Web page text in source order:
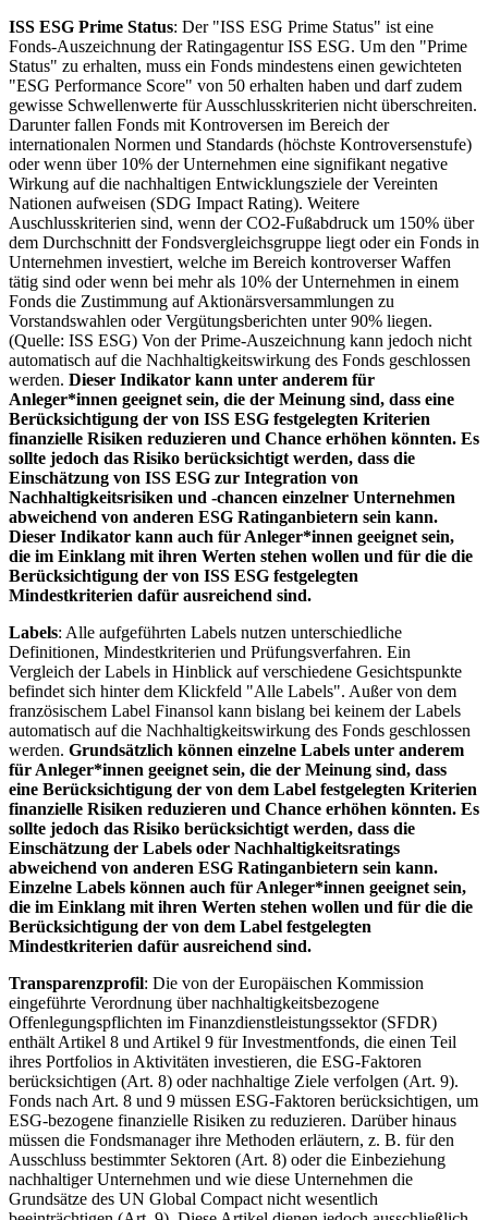
ISS ESG Prime Status: Der "ISS ESG Prime Status" ist eine
Fonds-Auszeichnung der Ratingagentur ISS ESG. Um den "Prime
Status" zu erhalten, muss ein Fonds mindestens einen gewichteten
"ESG Performance Score" von 50 erhalten haben und darf zudem
gewisse Schwellenwerte für Ausschlusskriterien nicht überschreiten.
Darunter fallen Fonds mit Kontroversen im Bereich der
internationalen Normen und Standards (höchste Kontroversenstufe)
oder wenn über 10% der Unternehmen eine signifikant negative
Wirkung auf die nachhaltigen Entwicklungsziele der Vereinten
Nationen aufweisen (SDG Impact Rating). Weitere
Auschlusskriterien sind, wenn der CO2-Fußabdruck um 150% über
dem Durchschnitt der Fondsvergleichsgruppe liegt oder ein Fonds in
Unternehmen investiert, welche im Bereich kontroverser Waffen
tätig sind oder wenn bei mehr als 10% der Unternehmen in einem
Fonds die Zustimmung auf Aktionärsversammlungen zu
Vorstandswahlen oder Vergütungsberichten unter 90% liegen.
(Quelle: ISS ESG) Von der Prime-Auszeichnung kann jedoch nicht
automatisch auf die Nachhaltigkeitswirkung des Fonds geschlossen
werden. Dieser Indikator kann unter anderem für
Anleger*innen geeignet sein, die der Meinung sind, dass eine
Berücksichtigung der von ISS ESG festgelegten Kriterien
finanzielle Risiken reduzieren und Chance erhöhen könnten. Es
sollte jedoch das Risiko berücksichtigt werden, dass die
Einschätzung von ISS ESG zur Integration von
Nachhaltigkeitsrisiken und -chancen einzelner Unternehmen
abweichend von anderen ESG Ratinganbietern sein kann.
Dieser Indikator kann auch für Anleger*innen geeignet sein,
die im Einklang mit ihren Werten stehen wollen und für die die
Berücksichtigung der von ISS ESG festgelegten
Mindestkriterien dafür ausreichend sind.
Labels: Alle aufgeführten Labels nutzen unterschiedliche
Definitionen, Mindestkriterien und Prüfungsverfahren. Ein
Vergleich der Labels in Hinblick auf verschiedene Gesichtspunkte
befindet sich hinter dem Klickfeld "Alle Labels". Außer von dem
französischem Label Finansol kann bislang bei keinem der Labels
automatisch auf die Nachhaltigkeitswirkung des Fonds geschlossen
werden. Grundsätzlich können einzelne Labels unter anderem
für Anleger*innen geeignet sein, die der Meinung sind, dass
eine Berücksichtigung der von dem Label festgelegten Kriterien
finanzielle Risiken reduzieren und Chance erhöhen könnten. Es
sollte jedoch das Risiko berücksichtigt werden, dass die
Einschätzung der Labels oder Nachhaltigkeitsratings
abweichend von anderen ESG Ratinganbietern sein kann.
Einzelne Labels können auch für Anleger*innen geeignet sein,
die im Einklang mit ihren Werten stehen wollen und für die die
Berücksichtigung der von dem Label festgelegten
Mindestkriterien dafür ausreichend sind.
Transparenzprofil: Die von der Europäischen Kommission
eingeführte Verordnung über nachhaltigkeitsbezogene
Offenlegungspflichten im Finanzdienstleistungssektor (SFDR)
enthält Artikel 8 und Artikel 9 für Investmentfonds, die einen Teil
ihres Portfolios in Aktivitäten investieren, die ESG-Faktoren
berücksichtigen (Art. 8) oder nachhaltige Ziele verfolgen (Art. 9).
Fonds nach Art. 8 und 9 müssen ESG-Faktoren berücksichtigen, um
ESG-bezogene finanzielle Risiken zu reduzieren. Darüber hinaus
müssen die Fondsmanager ihre Methoden erläutern, z. B. für den
Ausschluss bestimmter Sektoren (Art. 8) oder die Einbeziehung
nachhaltiger Unternehmen und wie diese Unternehmen die
Grundsätze des UN Global Compact nicht wesentlich